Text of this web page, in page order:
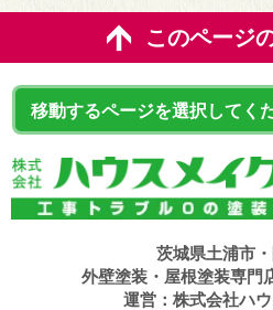
このページ
茨城県土浦市
外壁塗装・屋根塗装専門
運営：株式会社ハ